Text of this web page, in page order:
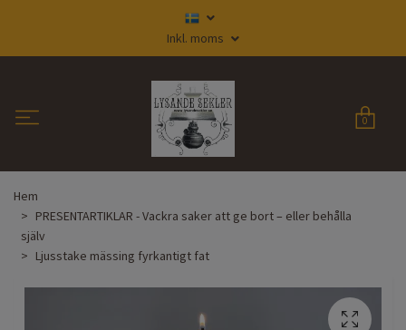
Inkl. moms
0
Hem
PRESENTARTIKLAR - Vackra saker att ge bort – eller behålla
själv
Ljusstake mässing fyrkantigt fat